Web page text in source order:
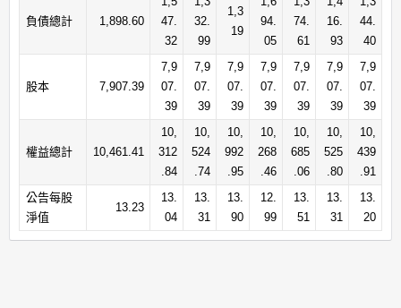
負債總計 1,898.60
47.
32
32.
99
1,3
19
94.
05
74.
61
16.
93
44.
40
股本 7,907.39
7,9
07.
39
7,9
07.
39
7,9
07.
39
7,9
07.
39
7,9
07.
39
7,9
07.
39
7,9
07.
39
權益總計 10,461.41
10,
312
.84
10,
524
.74
10,
992
.95
10,
268
.46
10,
685
.06
10,
525
.80
10,
439
.91
公告每股
淨值
13.23
13.
04
13.
31
13.
90
12.
99
13.
51
13.
31
13.
20